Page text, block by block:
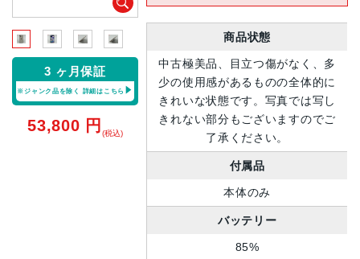
3 ヶ月保証
※ジャンク品を除く 詳細はこちら
53,800 円 (税込)
商品状態
中古極美品、目立つ傷がなく、多
少の使用感があるものの全体的に
きれいな状態です。写真では写し
きれない部分もございますのでご
了承ください。
付属品
本体のみ
バッテリー
85%